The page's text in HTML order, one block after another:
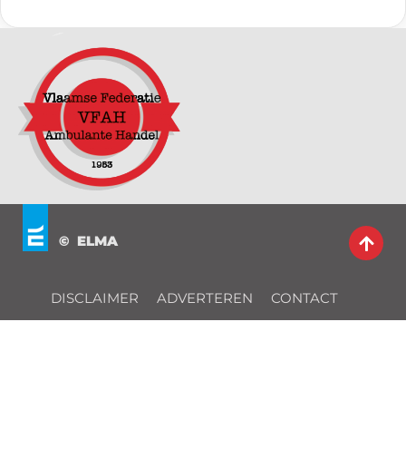
© ELMA
DISCLAIMER ADVERTEREN CONTACT